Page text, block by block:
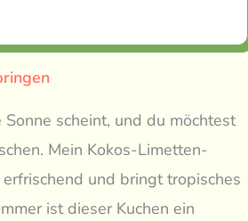
scheint, und du möchtest
Mein Kokos-Limetten-
und bringt tropisches
ist dieser Kuchen ein